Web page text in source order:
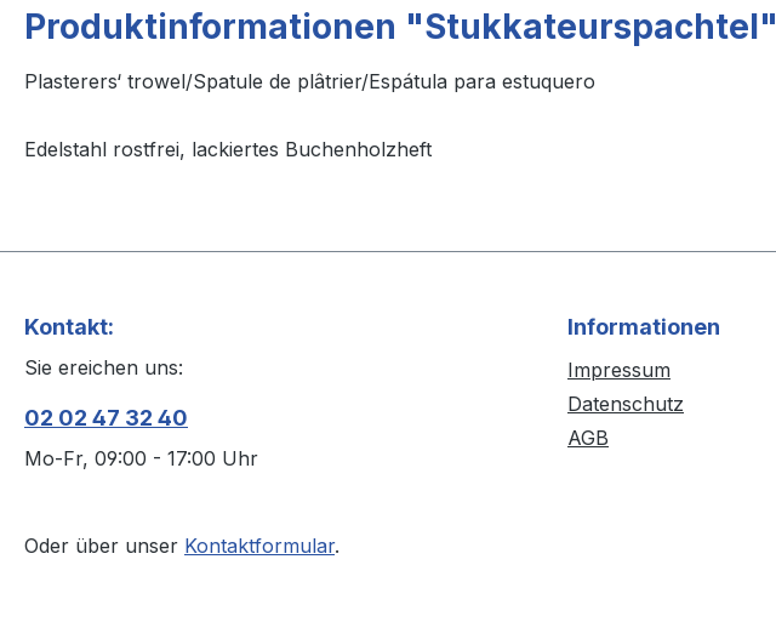
Produktinformationen "Stukkateurspachtel"
Plasterers‘ trowel/Spatule de plâtrier/Espátula para estuquero
Edelstahl rostfrei, lackiertes Buchenholzheft
Kontakt:
Sie ereichen uns:
02 02 47 32 40
Mo-Fr, 09:00 - 17:00 Uhr
Oder über unser Kontaktformular.
Informationen
Impressum
Datenschutz
AGB